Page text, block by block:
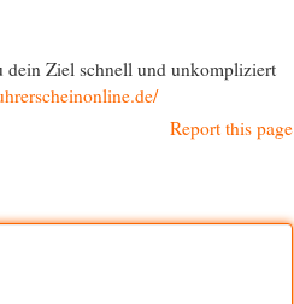
dein Ziel schnell und unkompliziert
Report this page